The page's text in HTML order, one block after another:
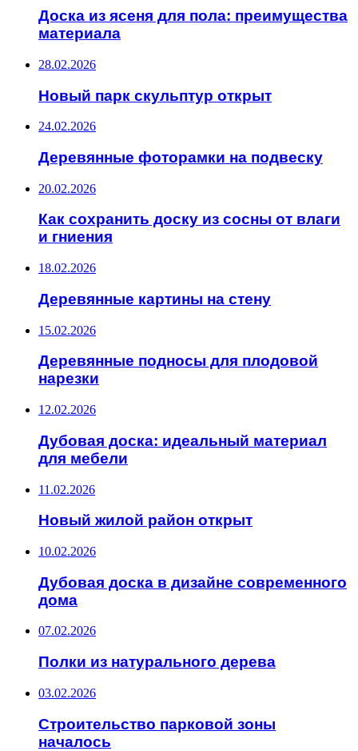
Доска из ясеня для пола: преимущества
материала
28.02.2026
Новый парк скульптур открыт
24.02.2026
Деревянные фоторамки на подвеску
20.02.2026
Как сохранить доску из сосны от влаги
и гниения
18.02.2026
Деревянные картины на стену
15.02.2026
Деревянные подносы для плодовой
нарезки
12.02.2026
Дубовая доска: идеальный материал
для мебели
11.02.2026
Новый жилой район открыт
10.02.2026
Дубовая доска в дизайне современного
дома
07.02.2026
Полки из натурального дерева
03.02.2026
Строительство парковой зоны
началось